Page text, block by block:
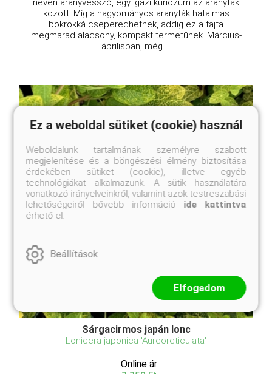
nevén aranyvessző, egy igazi kuriózum az aranyfák
között. Míg a hagyományos aranyfák hatalmas
bokrokká cseperedhetnek, addig ez a fajta
megmarad alacsony, kompakt termetűnek. Március-
áprilisban, még ...
Sárgacirmos japán lonc
Lonicera japonica 'Aureoreticulata'
Online ár
Ez a weboldal sütiket (cookie) használ
Weboldalunk tartalmának személyre szabott
megjelenítése és a böngészési élmény biztosítása
érdekében sütiket (cookie), illetve egyéb
technológiákat alkalmazunk. A sütik használatára
vonatkozó irányelveinkről, valamint azok testreszabási
lehetőségeiről bővebb információ ide kattintva
érhető el.
Beállítások
Elfogadom